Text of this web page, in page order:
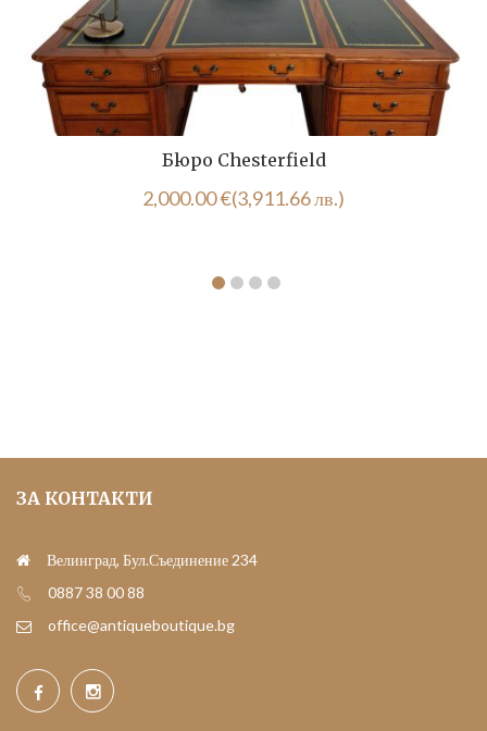
Бюро Chesterfield
2,000.00€(3,911.66 лв.)
ЗА КОНТАКТИ
Велинград, Бул.Съединение 234
0887 38 00 88
office@antiqueboutique.bg